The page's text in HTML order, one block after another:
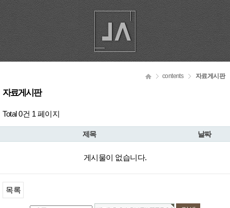
contents 자료게시판
자료게시판
Total 0건 1 페이지
제목 날짜
게시물이 없습니다.
목록